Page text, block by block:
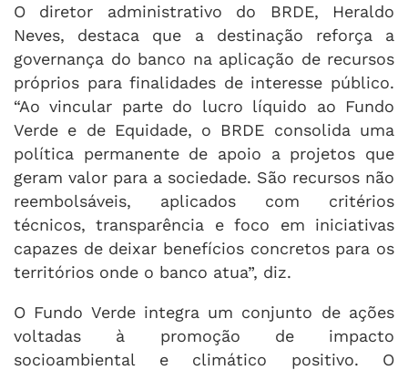
O diretor administrativo do BRDE, Heraldo
Neves, destaca que a destinação reforça a
governança do banco na aplicação de recursos
próprios para finalidades de interesse público.
“Ao vincular parte do lucro líquido ao Fundo
Verde e de Equidade, o BRDE consolida uma
política permanente de apoio a projetos que
geram valor para a sociedade. São recursos não
reembolsáveis, aplicados com critérios
técnicos, transparência e foco em iniciativas
capazes de deixar benefícios concretos para os
territórios onde o banco atua”, diz.
O Fundo Verde integra um conjunto de ações
voltadas à promoção de impacto
socioambiental e climático positivo. O